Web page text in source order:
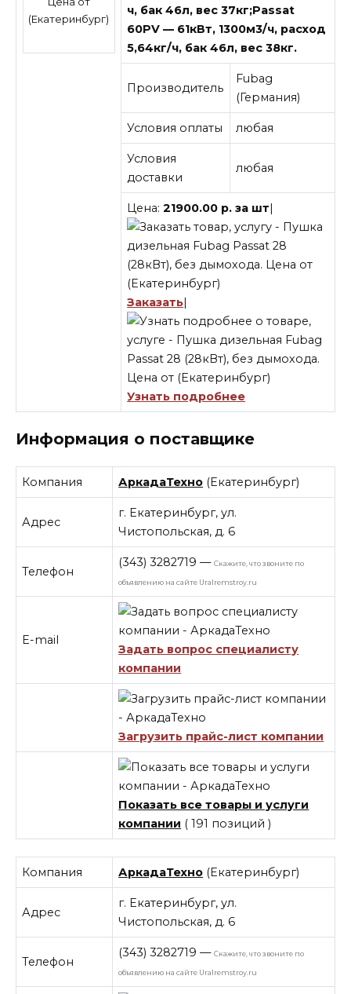
ч, бак 46л, вес 37кг;Passat
60PV — 61кВт, 1300м3/ч, расход
5,64кг/ч, бак 46л, вес 38кг.
Производитель
Fubag
(Германия)
Условия оплаты любая
Условия
доставки
любая
Цена:21900.00 р. за шт|
Заказать|
Узнать подробнее
Информация о поставщике
Компания АркадаТехно (Екатеринбург)
Адрес
г. Екатеринбург, ул.
Чистопольская, д. 6
Телефон
(343) 3282719 —Скажите, что звоните по
объявлению на сайте Uralremstroy.ru
E-mail
Задать вопрос специалисту
компании
Загрузить прайс-лист компании
Показать все товары и услуги
компании ( 191 позиций )
Компания АркадаТехно (Екатеринбург)
Адрес
г. Екатеринбург, ул.
Чистопольская, д. 6
Телефон
(343) 3282719 —Скажите, что звоните по
объявлению на сайте Uralremstroy.ru